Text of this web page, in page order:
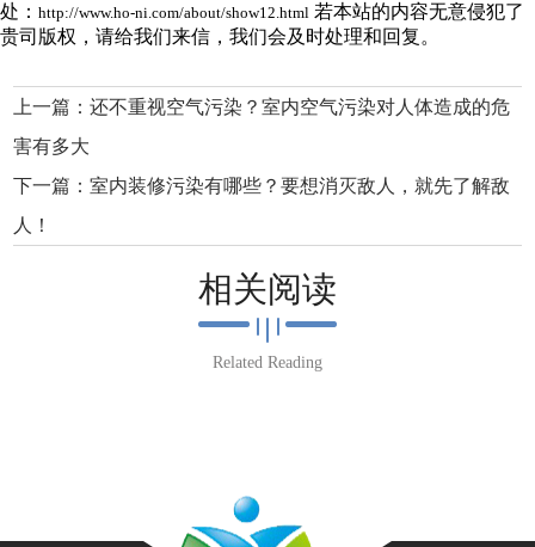
处： http://www.ho-ni.com/about/show12.html 若本站的内容无意侵犯了
贵司版权，请给我们来信，我们会及时处理和回复。
上一篇：还不重视空气污染？室内空气污染对人体造成的危
害有多大
下一篇：室内装修污染有哪些？要想消灭敌人，就先了解敌
人！
相关阅读
Related Reading